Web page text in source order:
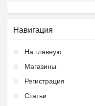
Навигация
На главную
Магазины
Регистрация
Статьи